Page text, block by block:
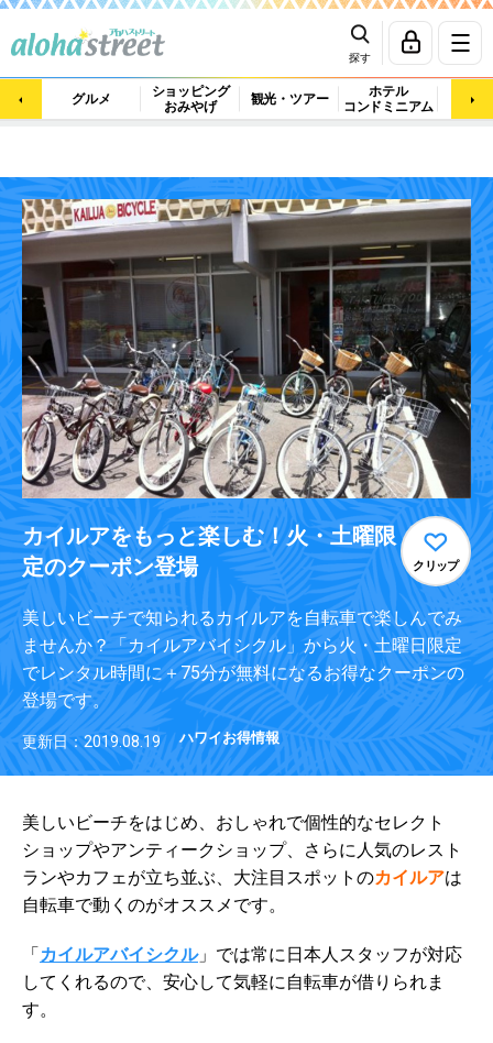
探す
グルメ
ショッピング
おみやげ
観光・ツアー
ホテル
コンドミニアム
マッ
カイルアをもっと楽しむ！火・土曜限
定のクーポン登場
クリップ
美しいビーチで知られるカイルアを自転車で楽しんでみ
ませんか？「カイルアバイシクル」から火・土曜日限定
でレンタル時間に＋75分が無料になるお得なクーポンの
登場です。
更新日：2019.08.19 ハワイお得情報
美しいビーチをはじめ、おしゃれで個性的なセレクト
ショップやアンティークショップ、さらに人気のレスト
ランやカフェが立ち並ぶ、大注目スポットのカイルアは
自転車で動くのがオススメです。
「カイルアバイシクル」では常に日本人スタッフが対応
してくれるので、安心して気軽に自転車が借りられま
す。